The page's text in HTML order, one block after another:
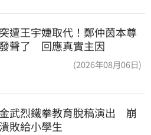
突遭王宇婕取代！鄭仲茵本尊
聲了 回應真實主因
(2026年08月06日)
武烈鐵拳教育脫稿演出　崩
潰敗給小學生